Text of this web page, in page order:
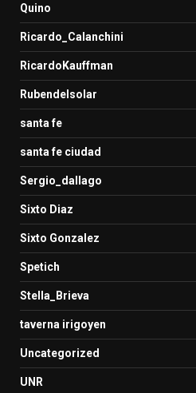
Quino
Ricardo_Calanchini
RicardoKauffman
Rubendelsolar
santa fe
santa fe ciudad
Sergio_dallago
Sixto Diaz
Sixto Gonzalez
Spetich
Stella_Brieva
taverna irigoyen
Uncategorized
UNR